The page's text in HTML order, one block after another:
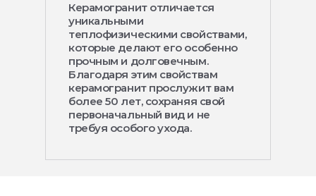
Керамогранит отличается
уникальными
теплофизическими свойствами,
которые делают его особенно
прочным и долговечным.
Благодаря этим свойствам
керамогранит прослужит вам
более 50 лет, сохраняя свой
первоначальный вид и не
требуя особого ухода.